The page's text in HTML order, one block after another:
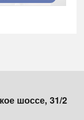
шоссе, 31/2